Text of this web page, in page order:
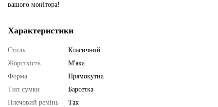
вашого монітора!
Характеристики
Стиль
Класичний
Жорсткість
М'яка
Форма
Прямокутна
Тип сумки
Барсетка
Плечовий ремінь
Так